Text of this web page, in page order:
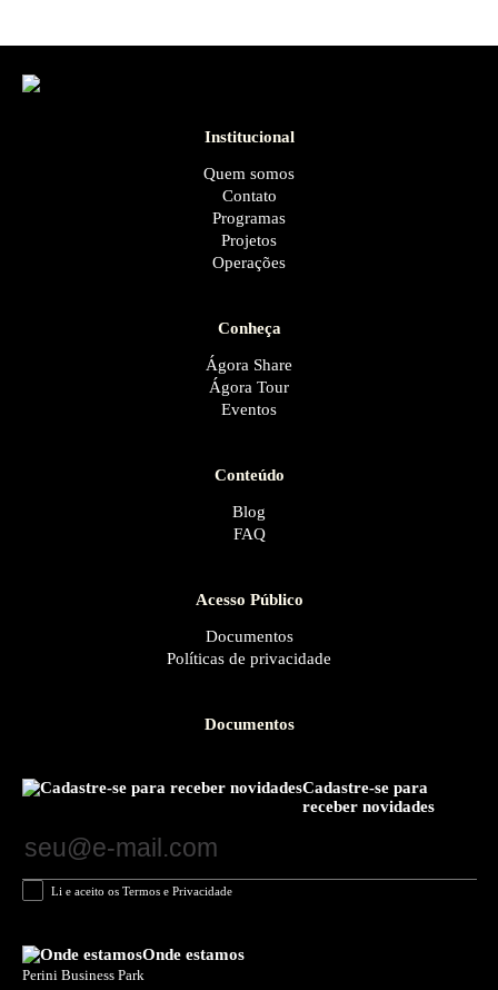
Institucional
Quem somos
Contato
Programas
Projetos
Operações
Conheça
Ágora Share
Ágora Tour
Eventos
Conteúdo
Blog
FAQ
Acesso Público
Documentos
Políticas de privacidade
Documentos
Cadastre-se para
receber novidades
Li e aceito os Termos e Privacidade
Onde estamos
Perini Business Park